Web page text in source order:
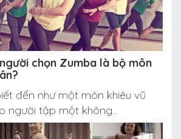
chọn Zumba là bộ môn
đến như một môn khiêu vũ
người tập một không...